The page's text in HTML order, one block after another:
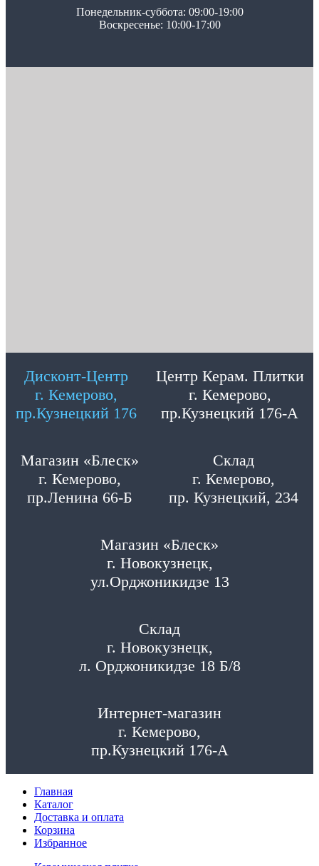
Понедельник-суббота: 09:00-19:00
Воскресенье: 10:00-17:00
Дисконт-Центр
г. Кемерово,
пр.Кузнецкий 176
Центр Керам. Плитки
г. Кемерово,
пр.Кузнецкий 176-А
Магазин «Блеск»
г. Кемерово,
пр.Ленина 66-Б
Склад
г. Кемерово,
пр. Кузнецкий, 234
Магазин «Блеск»
г. Новокузнецк,
ул.Орджоникидзе 13
Склад
г. Новокузнецк,
л. Орджоникидзе 18 Б/8
Интернет-магазин
г. Кемерово,
пр.Кузнецкий 176-А
Главная
Каталог
Доставка и оплата
Корзина
Избранное